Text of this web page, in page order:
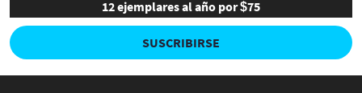
12 ejemplares al año por $75
SUSCRIBIRSE